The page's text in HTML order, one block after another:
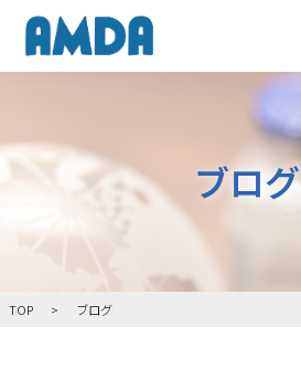
ブログ
TOP ブログ